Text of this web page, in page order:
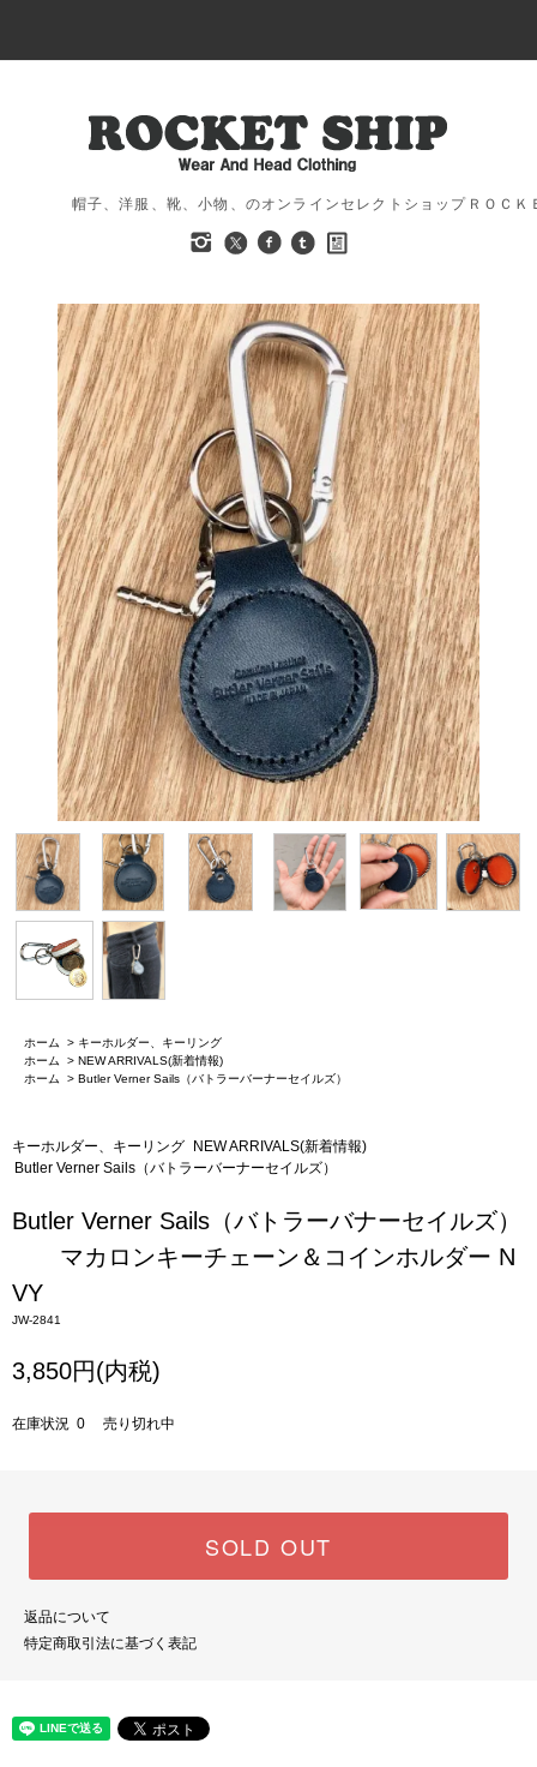
帽子、洋服、靴、小物、のオンラインセレクトショップＲＯＣ
ホーム > キーホルダー、キーリング
ホーム
> NEW ARRIVALS(新着情報)
ホーム
> Butler Verner Sails（バトラーバーナーセイルズ）
キーホルダー、キーリング NEW ARRIVALS(新着情報)
Butler Verner Sails（バトラーバーナーセイルズ）
Butler Verner Sails（バトラーバナーセイルズ）
マカロンキーチェーン＆コインホルダー N
VY
JW-2841
3,850円(内税)
在庫状況 0 売り切れ中
SOLD OUT
返品について
特定商取引法に基づく表記